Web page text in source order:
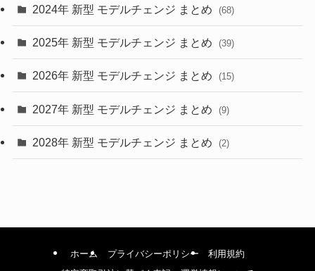
(4)
(9)
(4)
(1)
2024年 新型 モデルチェンジ まとめ (68)
2025年 新型 モデルチェンジ まとめ (39)
2026年 新型 モデルチェンジ まとめ (15)
2027年 新型 モデルチェンジ まとめ (9)
2028年 新型 モデルチェンジ まとめ (2)
ホーム プライバシーポリシー
利用規約